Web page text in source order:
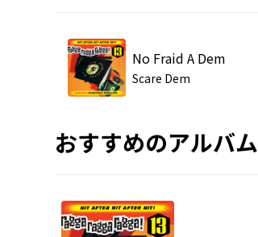
No Fraid A Dem
Scare Dem
おすすめのアルバム